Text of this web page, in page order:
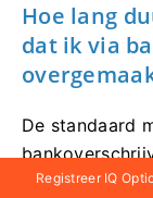
Hoe lang
dat ik via
De standaard
ook sneller
Registreer IQ